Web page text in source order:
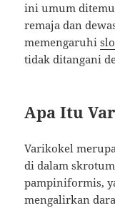
ini umum
remaja dan
memengaruhi
tidak ditangani
Apa Itu
Varikokel
di dalam
pampiniformis,
mengalirkan